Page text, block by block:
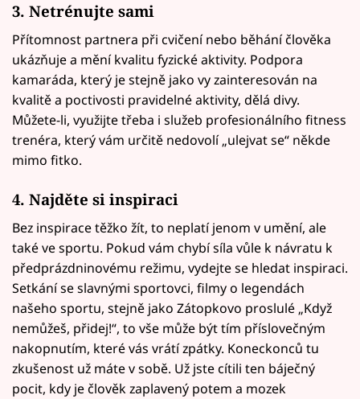
3. Netrénujte sami
Přítomnost partnera při cvičení nebo běhání člověka
ukázňuje a mění kvalitu fyzické aktivity. Podpora
kamaráda, který je stejně jako vy zainteresován na
kvalitě a poctivosti pravidelné aktivity, dělá divy.
Můžete-li, využijte třeba i služeb profesionálního fitness
trenéra, který vám určitě nedovolí „ulejvat se“ někde
mimo fitko.
4. Najděte si inspiraci
Bez inspirace těžko žít, to neplatí jenom v umění, ale
také ve sportu. Pokud vám chybí síla vůle k návratu k
předprázdninovému režimu, vydejte se hledat inspiraci.
Setkání se slavnými sportovci, filmy o legendách
našeho sportu, stejně jako Zátopkovo proslulé „Když
nemůžeš, přidej!“, to vše může být tím příslovečným
nakopnutím, které vás vrátí zpátky. Koneckonců tu
zkušenost už máte v sobě. Už jste cítili ten báječný
pocit, kdy je člověk zaplavený potem a mozek